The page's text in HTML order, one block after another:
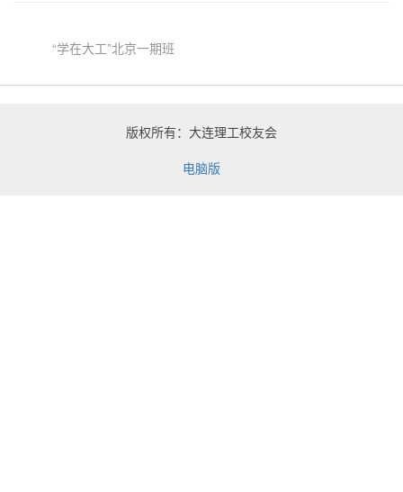
“学在大工”北京一期班
版权所有：大连理工校友会
电脑版